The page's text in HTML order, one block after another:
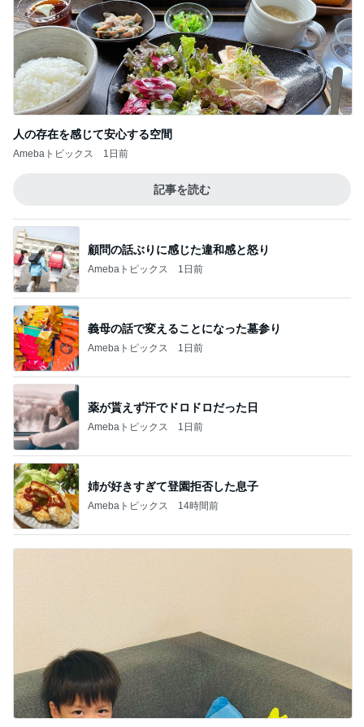
人の存在を感じて安心する空間
Amebaトピックス 1日前
記事を読む
顧問の話ぶりに感じた違和感と怒り
Amebaトピックス 1日前
義母の話で変えることになった墓参り
Amebaトピックス 1日前
薬が貰えず汗でドロドロだった日
Amebaトピックス 1日前
姉が好きすぎて登園拒否した息子
Amebaトピックス 14時間前